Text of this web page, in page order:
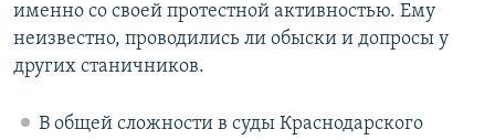
именно со своей протестной активностью. Ему
неизвестно, проводились ли обыски и допросы у
других станичников.
В общей сложности в суды Краснодарского